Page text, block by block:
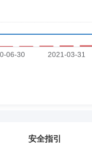
安全指引